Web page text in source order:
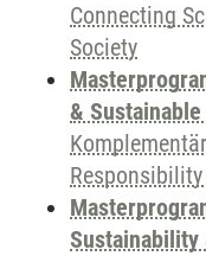
Connecting
Society
&
Sustainability